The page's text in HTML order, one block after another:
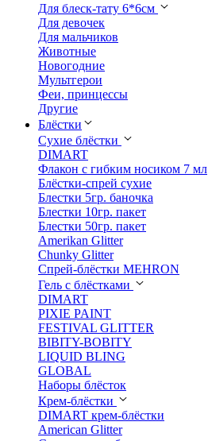
Для блеск-тату 6*6см
Для девочек
Для мальчиков
Животные
Новогодние
Мультгерои
Феи, принцессы
Другие
Блёстки
Сухие блёстки
DIMART
Флакон с гибким носиком 7 мл
Блёстки-спрей сухие
Блестки 5гр. баночка
Блестки 10гр. пакет
Блестки 50гр. пакет
Amerikan Glitter
Chunky Glitter
Спрей-блёстки MEHRON
Гель с блёстками
DIMART
PIXIE PAINT
FESTIVAL GLITTER
BIBITY-BOBITY
LIQUID BLING
GLOBAL
Наборы блёсток
Крем-блёстки
DIMART крем-блёстки
American Glitter